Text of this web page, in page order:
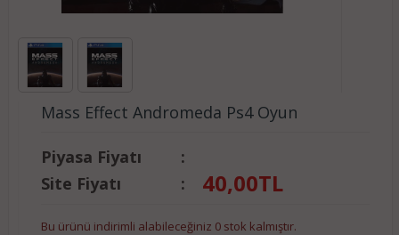
Mass Effect Andromeda Ps4 Oyun
Piyasa Fiyatı
:
Site Fiyatı
: 40,00TL
Bu ürünü indirimli alabileceğiniz 0 stok kalmıştır.